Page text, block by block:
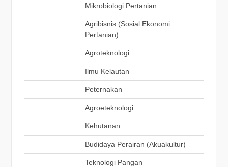
Mikrobiologi Pertanian
Agribisnis (Sosial Ekonomi
Pertanian)
Agroteknologi
Ilmu Kelautan
Peternakan
Agroeteknologi
Kehutanan
Budidaya Perairan (Akuakultur)
Teknologi Pangan